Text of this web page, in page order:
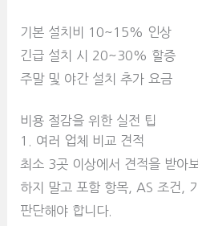
기본 설치비 10~15% 인상
긴급 설치 시 20~30% 할증
주말 및 야간 설치 추가 요금
비용 절감을 위한 실전 팁
1. 여러 업체 비교 견적
최소 3곳 이상에서 견적을 받아
하지 말고 포함 항목, AS 조건,
판단해야 합니다.